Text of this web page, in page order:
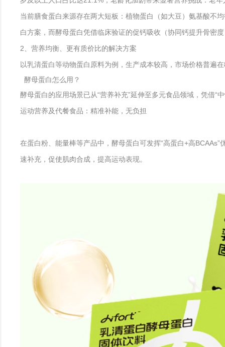
当前膳食蛋白来源存在两大短板：植物蛋白（如大豆）氨基酸不
白方案，而酵母蛋白凭借临床验证的促钙吸收（协同钙提升骨密
2、营养均衡、更有质价比的解决方案
以乳清蛋白等动物蛋白原料为例，生产成本较高，市场价格普遍
酵母蛋白怎么用？
酵母蛋白的应用场景已从“营养补充”延伸至多元食品领域，凭借“
运动营养及代餐食品：精准补能，无负担
在蛋白粉、能量棒等产品中，酵母蛋白可发挥“高蛋白+高
速补充，促使肌肉合成，提高运动表现。